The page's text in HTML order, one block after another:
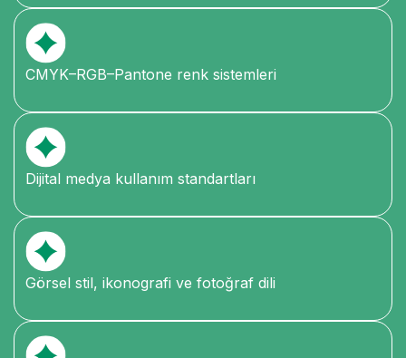
CMYK–RGB–Pantone renk sistemleri
Dijital medya kullanım standartları
Görsel stil, ikonografi ve fotoğraf dili